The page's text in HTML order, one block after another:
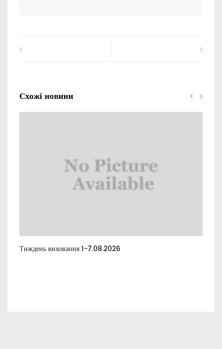
Схожі новини
Тиждень виховання 1-7.08.2026